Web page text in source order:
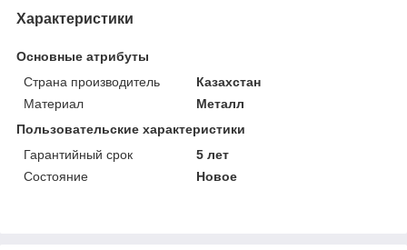
Характеристики
Основные атрибуты
Страна производитель
Казахстан
Материал
Металл
Пользовательские характеристики
Гарантийный срок
5 лет
Состояние
Новое